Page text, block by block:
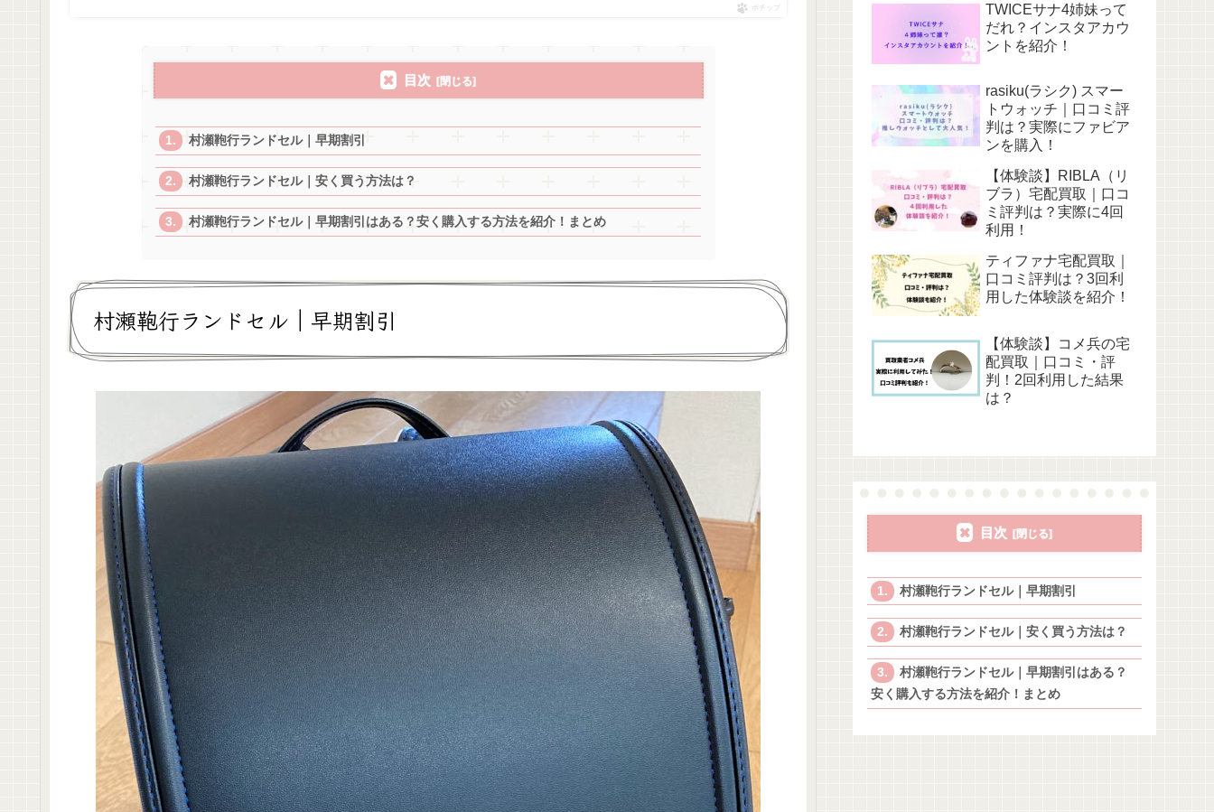
ポチップ
目次
村瀬鞄行ランドセル｜早期割引
村瀬鞄行ランドセル｜安く買う方法は？
村瀬鞄行ランドセル｜早期割引はある？安く購入する方法を紹介！まとめ
村瀬鞄行ランドセル｜早期割引
TWICEサナ4姉妹って
だれ？インスタアカウ
ントを紹介！
rasiku(ラシク) スマー
トウォッチ｜口コミ評
判は？実際にファビア
ンを購入！
【体験談】RIBLA（リ
ブラ）宅配買取｜口コ
ミ評判は？実際に4回
利用！
ティファナ宅配買取｜
口コミ評判は？3回利
用した体験談を紹介！
【体験談】コメ兵の宅
配買取｜口コミ・評
判！2回利用した結果
は？
目次
村瀬鞄行ランドセル｜早期割引
村瀬鞄行ランドセル｜安く買う方法は？
村瀬鞄行ランドセル｜早期割引はある？
安く購入する方法を紹介！まとめ